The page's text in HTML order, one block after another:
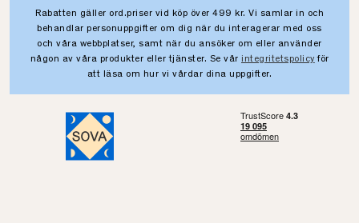
Rabatten gäller ord.priser vid köp över 499 kr. Vi samlar in och
behandlar personuppgifter om dig när du interagerar med oss
och våra webbplatser, samt när du ansöker om eller använder
någon av våra produkter eller tjänster. Se vår integritetspolicy för
att läsa om hur vi vårdar dina uppgifter.